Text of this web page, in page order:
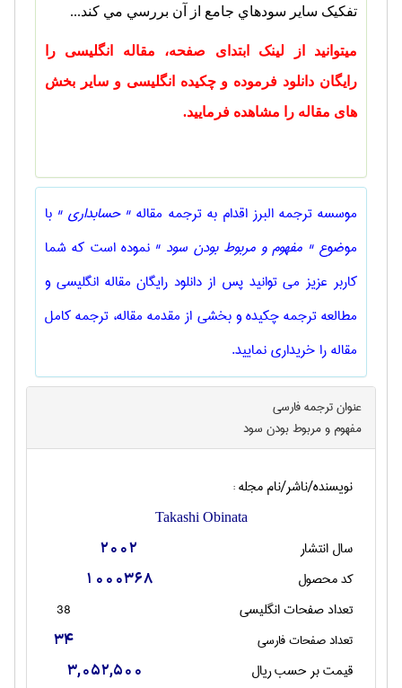
تفکيک ساير سودهاي جامع از آن بررسي مي کند...
میتوانید از لینک ابتدای صفحه، مقاله انگلیسی را
رایگان دانلود فرموده و چکیده انگلیسی و سایر بخش
های مقاله را مشاهده فرمایید.
موسسه ترجمه البرز اقدام به ترجمه مقاله " حسابداری " با
موضوع" مفهوم و مربوط بودن سود " نموده است که شما
کاربر عزیز می توانید پس از دانلود رایگان مقاله انگلیسی و
مطالعه ترجمه چکیده و بخشی از مقدمه مقاله، ترجمه کامل
مقاله را خریداری نمایید.
عنوان ترجمه فارسی
مفهوم و مربوط بودن سود
نویسنده/ناشر/نام مجله :
Takashi Obinata
سال انتشار 2002
کد محصول 1000368
تعداد صفحات انگليسی
38
تعداد صفحات فارسی
34
قیمت بر حسب ریال 3,052,500